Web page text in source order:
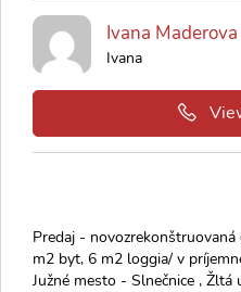
Ivana
Ivana
Predaj -
m2 byt, 6 m2 loggia/ v
Južné mesto - Slnečnice , Žltá